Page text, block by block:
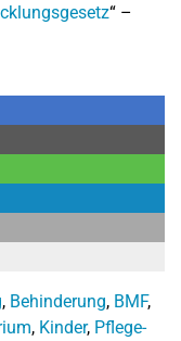
“ –
, Behinderung, BMF,
, Kinder, Pflege-